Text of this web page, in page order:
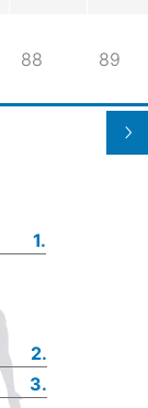
88 89
1.
2.
3.